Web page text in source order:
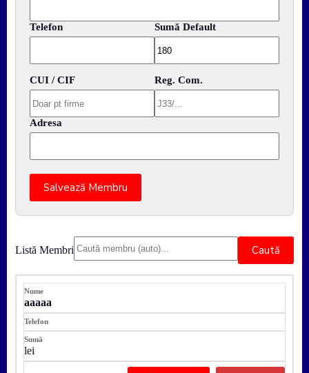
Telefon Sumă Default
CUI / CIF Reg. Com.
Adresa
Salvează Membru
Listă Membri Caută
aaaaa
lei